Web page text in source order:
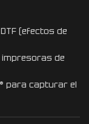
(efectos de
impresoras de
para capturar el